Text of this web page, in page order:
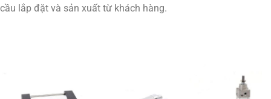
cầu lắp đặt và sản xuất từ khách hàng.